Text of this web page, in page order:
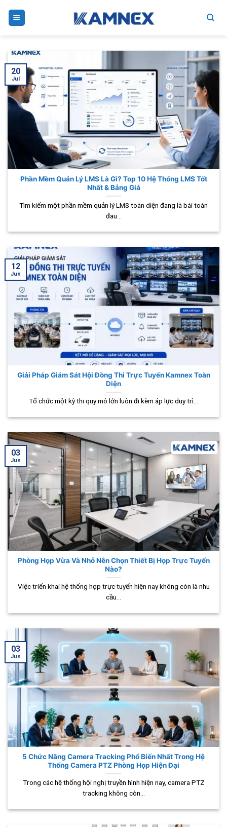
Phần Mềm Quản Lý LMS Là Gì? Top 10 Hệ Thống LMS Tốt
Nhất & Bảng Giá
Tìm kiếm một phần mềm quản lý LMS toàn diện đang là bài toán
đau...
20
Jul
Giải Pháp Giám Sát Hội Đồng Thi Trực Tuyến Kamnex Toàn
Diện
Tổ chức một kỳ thi quy mô lớn luôn đi kèm áp lực duy trì...
12
Jun
Phòng Họp Vừa Và Nhỏ Nên Chọn Thiết Bị Họp Trực Tuyến
Nào?
Việc triển khai hệ thống họp trực tuyến hiện nay không còn là nhu
cầu...
03
Jun
5 Chức Năng Camera Tracking Phổ Biến Nhất Trong Hệ
Thống Camera PTZ Phòng Họp Hiện Đại
Trong các hệ thống hội nghị truyền hình hiện nay, camera PTZ
tracking không còn...
03
Jun